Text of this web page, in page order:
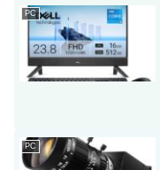
PC
PC